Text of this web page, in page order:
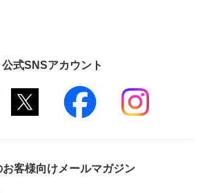
公式SNSアカウント
客様向けメールマガジン